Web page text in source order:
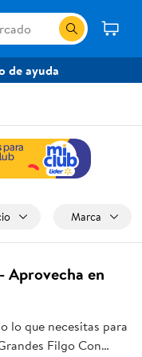
de ayuda
Marca
Aprovecha en
lo que necesitas para
Filgo Con